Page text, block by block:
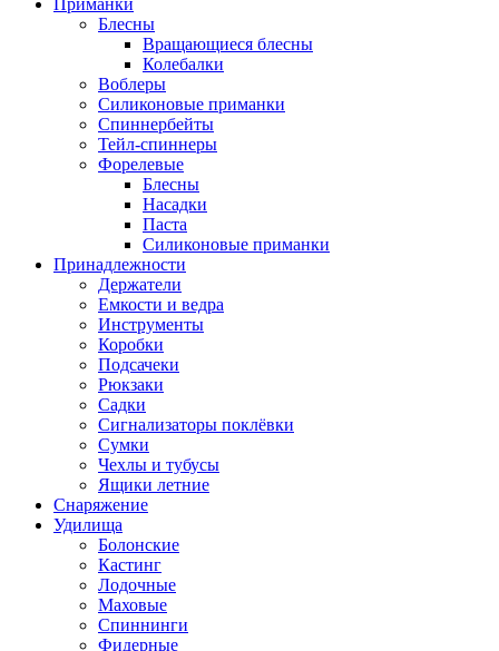
Приманки
Блесны
Вращающиеся блесны
Колебалки
Воблеры
Силиконовые приманки
Спиннербейты
Тейл-спиннеры
Форелевые
Блесны
Насадки
Паста
Силиконовые приманки
Принадлежности
Держатели
Емкости и ведра
Инструменты
Коробки
Подсачеки
Рюкзаки
Садки
Сигнализаторы поклёвки
Сумки
Чехлы и тубусы
Ящики летние
Снаряжение
Удилища
Болонские
Кастинг
Лодочные
Маховые
Спиннинги
Фидерные